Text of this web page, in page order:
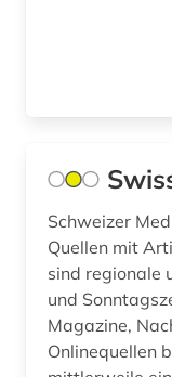
asien (4)
atlas (12)
Schweizer
Quellen mit
sind regionale
und
Magazine,
Onlinequellen